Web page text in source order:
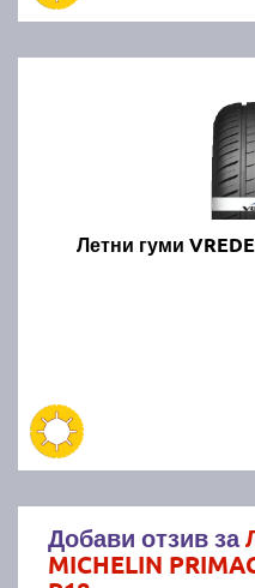
Летни гуми
Добави отзив за
MICHELIN